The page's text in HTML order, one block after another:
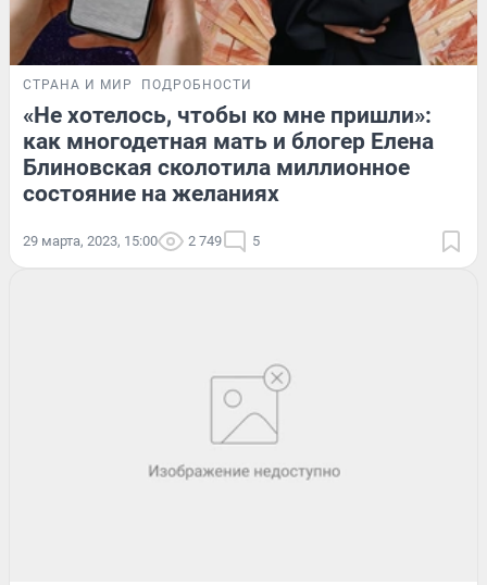
СТРАНА И МИР ПОДРОБНОСТИ
«Не хотелось, чтобы ко мне пришли»:
как многодетная мать и блогер Елена
Блиновская сколотила миллионное
состояние на желаниях
29 марта, 2023, 15:00 2 749 5